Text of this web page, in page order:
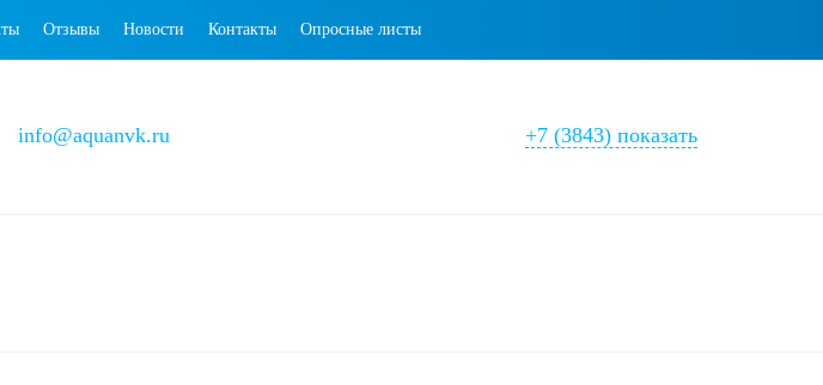
Отзывы Новости Контакты Опросные листы
info@aquanvk.ru +7 (3843) показать